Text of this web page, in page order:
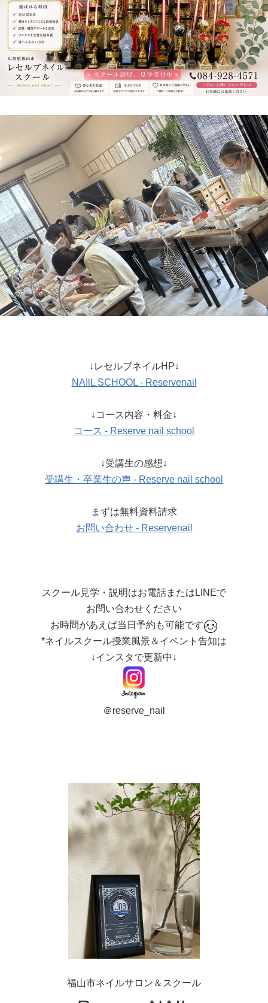
↓レセルブネイルHP↓
NAIlL SCHOOL - Reservenail
↓コース内容・料金↓
コース - Reserve nail school
↓受講生の感想↓
受講生・卒業生の声 - Reserve nail school
まずは無料資料請求
お問い合わせ - Reservenail
スクール見学・説明はお電話またはLINEで
お問い合わせください
お時間があえば当日予約も可能です
*ネイルスクール授業風景＆イベント告知は
↓インスタで更新中↓
＠reserve_nail
福山市ネイルサロン＆スクール